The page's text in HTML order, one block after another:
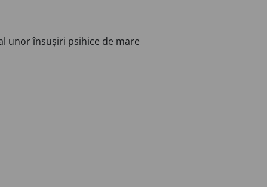
unor însușiri psihice de mare